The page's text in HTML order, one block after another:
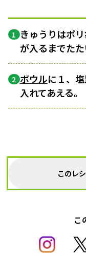
1 きゅうりはポリ
が入るまでた
2 ボウルに１、
入れてあえる。
このレ
こ